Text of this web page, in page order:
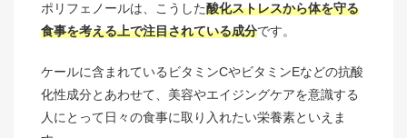
ポリフェノールは、こうした酸化ストレスから体を守る
食事を考える上で注目されている成分です。
ケールに含まれているビタミンCやビタミンEなどの抗酸
化性成分とあわせて、美容やエイジングケアを意識する
人にとって日々の食事に取り入れたい栄養素といえま